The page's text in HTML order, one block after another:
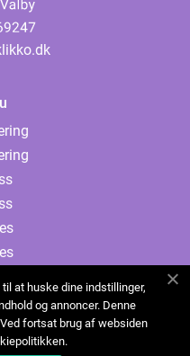
oss
at huske dine indstillinger,
og annoncer. Denne
fortsat brug af websiden